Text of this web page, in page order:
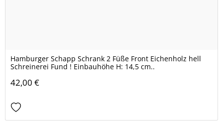
Hamburger Schapp Schrank 2 Füße Front Eichenholz hell
Schreinerei Fund ! Einbauhöhe H: 14,5 cm..
42,00 €